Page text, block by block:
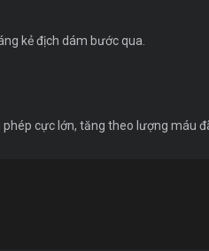
kẻ địch dám bước qua.
cực lớn, tăng theo lượng máu